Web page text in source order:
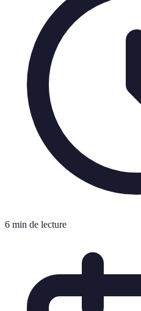
6 min de lecture